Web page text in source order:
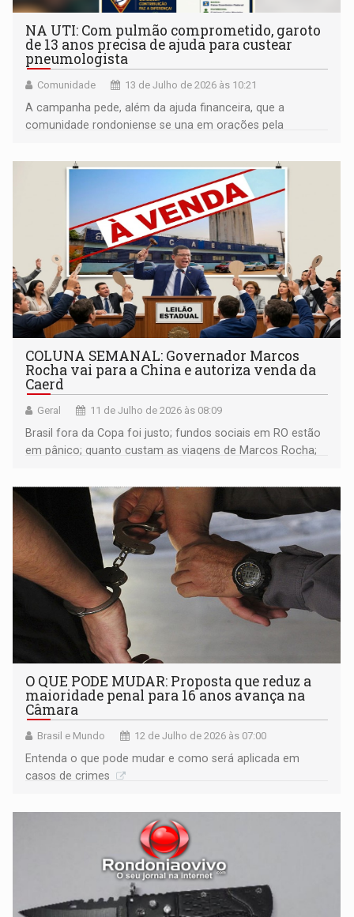
NA UTI: Com pulmão comprometido, garoto
de 13 anos precisa de ajuda para custear
pneumologista
Comunidade 13 de Julho de 2026 às 10:21
A campanha pede, além da ajuda financeira, que a
comunidade rondoniense se una em orações pela
COLUNA SEMANAL: Governador Marcos
Rocha vai para a China e autoriza venda da
Caerd
Geral 11 de Julho de 2026 às 08:09
Brasil fora da Copa foi justo; fundos sociais em RO estão
em pânico; quanto custam as viagens de Marcos Rocha;
O QUE PODE MUDAR: Proposta que reduz a
maioridade penal para 16 anos avança na
Câmara
Brasil e Mundo 12 de Julho de 2026 às 07:00
Entenda o que pode mudar e como será aplicada em
casos de crimes